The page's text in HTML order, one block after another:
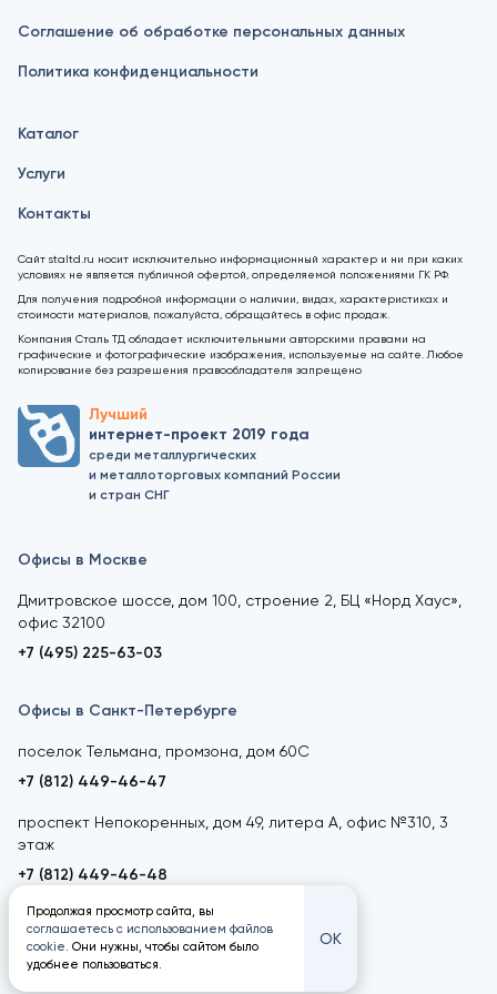
Соглашение об обработке персональных данных
Политика конфиденциальности
Каталог
Услуги
Контакты
Сайт staltd.ru носит исключительно информационный характер и ни при каких
условиях не является публичной офертой, определяемой положениями ГК РФ.
Для получения подробной информации о наличии, видах, характеристиках и
стоимости материалов, пожалуйста, обращайтесь в офис продаж.
Компания Сталь ТД обладает исключительными авторскими правами на
графические и фотографические изображения, используемые на сайте. Любое
копирование без разрешения правообладателя запрещено
Лучший
интернет-проект 2019 года
среди металлургических
и металлоторговых компаний России
и стран СНГ
Офисы в Москве
Дмитровское шоссе, дом 100, строение 2, БЦ «Норд Хаус»,
офис 32100
+7 (495) 225-63-03
Офисы в Санкт-Петербурге
поселок Тельмана, промзона, дом 60С
+7 (812) 449-46-47
проспект Непокоренных, дом 49, литера А, офис №310, 3
этаж
+7 (812) 449-46-48
Продолжая просмотр сайта, вы
соглашаетесь с использованием файлов
cookie. Они нужны, чтобы сайтом было
удобнее пользоваться.
ОК